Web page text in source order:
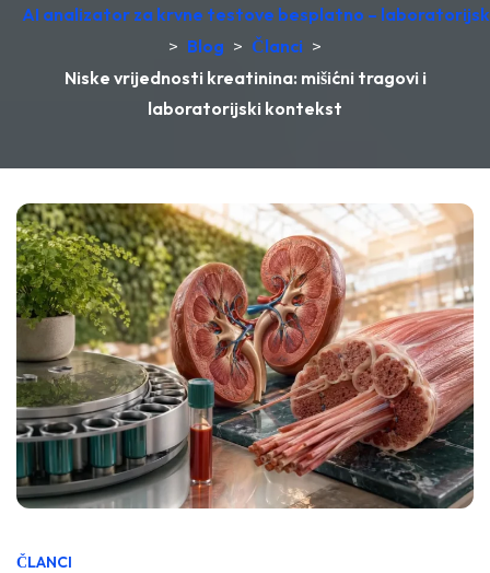
AI analizator za krvne testove besplatno –
> Blog > Članci >
Niske vrijednosti kreatinina: mišićni tragovi i
laboratorijski kontekst
ČLANCI